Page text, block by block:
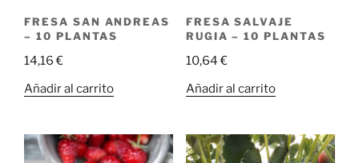
FRESA SAN ANDREAS
– 10 PLANTAS
14,16€
Añadir al carrito
FRESA SALVAJE
RUGIA – 10 PLANTAS
10,64€
Añadir al carrito